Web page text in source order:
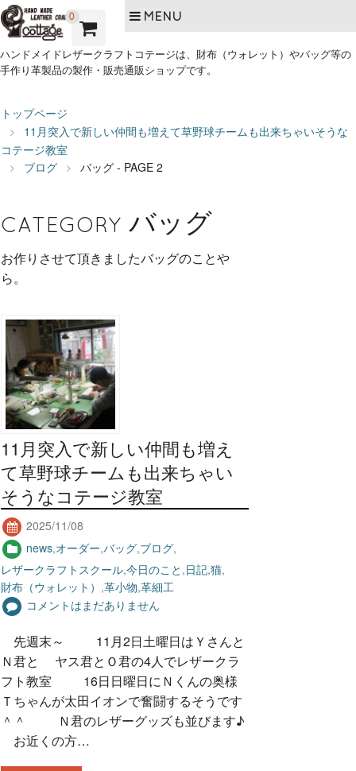
0 MENU
ハンドメイドレザークラフトコテージは、財布（ウォレット）やバッグ等の
手作り革製品の製作・販売通販ショップです。
トップページ
11月突入で新しい仲間も増えて草野球チームも出来ちゃいそうな
コテージ教室
ブログ
バッグ - PAGE 2
CATEGORY バッグ
お作りさせて頂きましたバッグのことや
ら。
11月突入で新しい仲間も増え
て草野球チームも出来ちゃい
そうなコテージ教室
2025/11/08
news,オーダー,バッグ,ブログ,
レザークラフトスクール,今日のこと ,日記,猫,
財布（ウォレット） ,革小物,革細工
コメントはまだありません
先週末～ 11月2日土曜日はＹさんと
Ｎ君と ヤス君とＯ君の4人でレザークラ
フト教室 16日日曜日にＮくんの奥様
Ｔちゃんが太田イオンで奮闘するそうです
＾＾ Ｎ君のレザーグッズも並びます♪
お近くの方…